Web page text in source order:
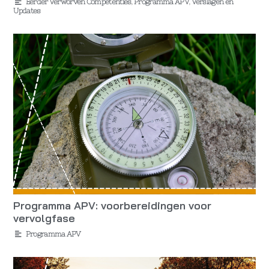
Eerder Verworven Competenties,Programma APV,Verslagen en
Updates
Programma APV: voorbereidingen voor
vervolgfase
Programma APV